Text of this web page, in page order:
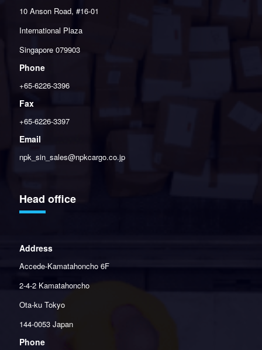
10 Anson Road, #16-01
International Plaza
Singapore 079903
Phone
+65-6226-3396
Fax
+65-6226-3397
Email
npk_sin_sales@npkcargo.co.jp
Head office
Address
Accede-Kamatahoncho 6F
2-4-2 Kamatahoncho
Ota-ku Tokyo
144-0053 Japan
Phone